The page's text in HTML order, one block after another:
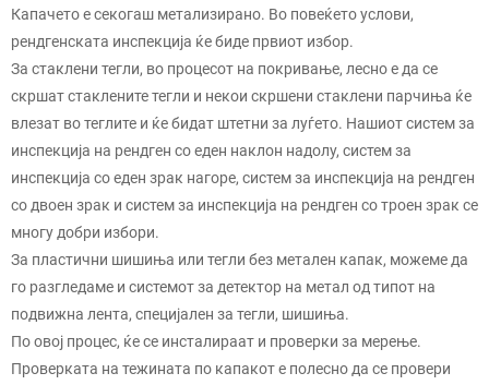
Капачето е секогаш метализирано. Во повеќето услови,
рендгенската инспекција ќе биде првиот избор.
За стаклени тегли, во процесот на покривање, лесно е да се
скршат стаклените тегли и некои скршени стаклени парчиња ќе
влезат во теглите и ќе бидат штетни за луѓето. Нашиот систем за
инспекција на рендген со еден наклон надолу, систем за
инспекција со еден зрак нагоре, систем за инспекција на рендген
со двоен зрак и систем за инспекција на рендген со троен зрак се
многу добри избори.
За пластични шишиња или тегли без метален капак, можеме да
го разгледаме и системот за детектор на метал од типот на
подвижна лента, специјален за тегли, шишиња.
По овој процес, ќе се инсталираат и проверки за мерење.
Проверката на тежината по капакот е полесно да се провери